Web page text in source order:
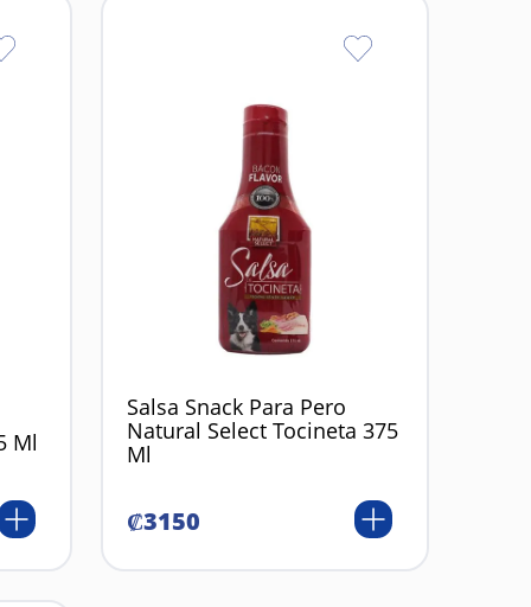
Ml
Salsa Snack Para Pero
Natural Select Tocineta 375
Ml
₡3150